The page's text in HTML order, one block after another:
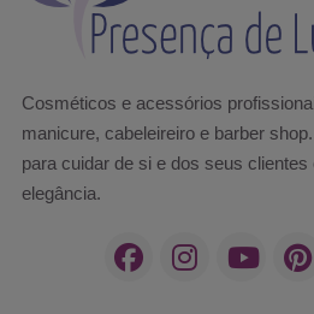
Cosméticos e acessórios
manicure, cabeleireiro e barber
para cuidar de si e dos seus clientes
elegância.